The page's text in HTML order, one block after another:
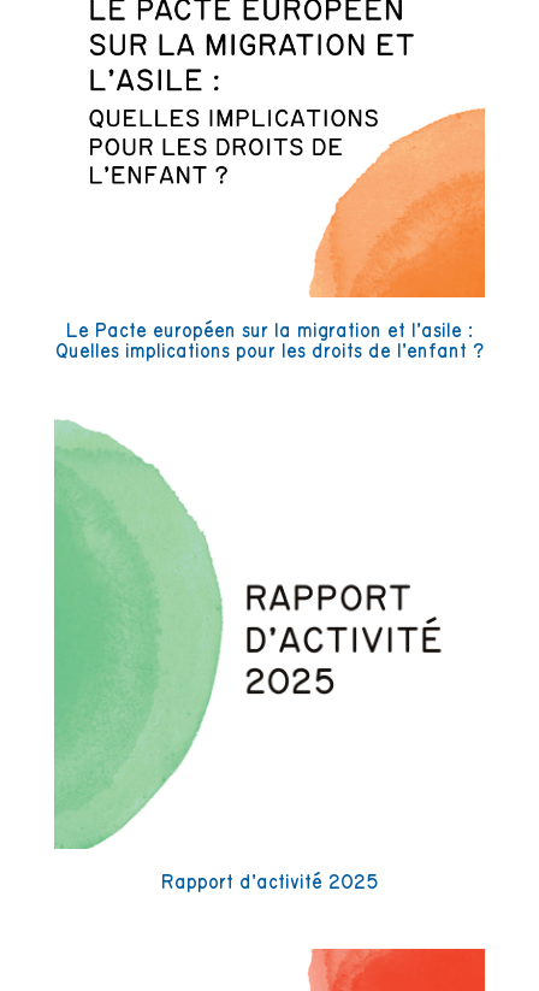
Le Pacte européen sur la migration et l’asile :
Quelles implications pour les droits de l’enfant ?
Rapport d’activité 2025